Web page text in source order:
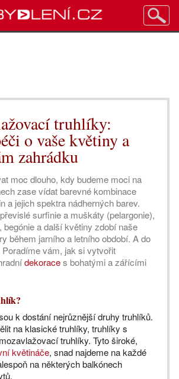
truhlíky:
o vaše květiny a
zahrádku
moc dlouho, kdy budeme moci na
zase vídat barevné kombinace
a jejich spektra nádherných barev.
surfinie a muškáty (pelargonie),
begónie a další květiny zdobí naše
během jarního a letního období. A do
vám, jak si vytvořit
dekoraces bohatými a zářícími
k dostání nejrůznější druhy truhlíků.
na klasické truhlíky, truhlíky s
truhlíky. Tyto široké,
květináče, snad najdeme na každé
na některých balkónech